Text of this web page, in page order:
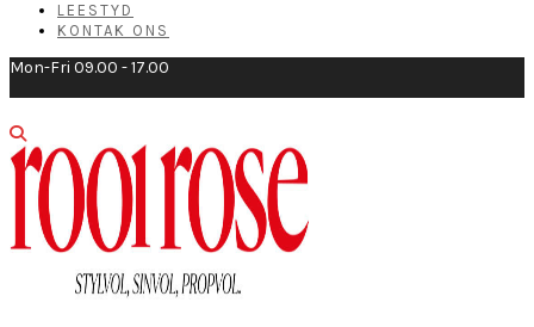
LEESTYD
KONTAK ONS
Mon-Fri 09.00 - 17.00